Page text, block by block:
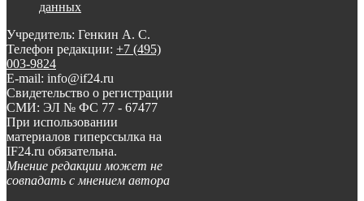
данных
Учредитель: Генкин А. С.
Телефон редакции: +7 (495)
003-9824
E-mail: info@if24.ru
Свидетельство о регистрации
СМИ: ЭЛ № ФС 77 - 67477
При использовании
материалов гиперссылка на
IF24.ru обязательна.
Мнение редакции может не
совпадать с мнением автора